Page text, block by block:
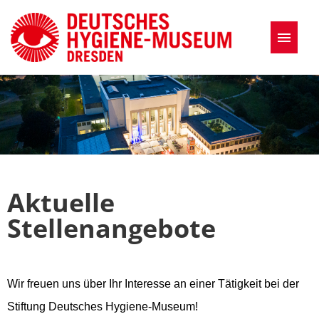
Stellenangebote
Wir bieten
Aktuelle
Stellenangebote
Wir freuen uns über Ihr Interesse an einer Tätigkeit bei der
Stiftung Deutsches Hygiene-Museum!